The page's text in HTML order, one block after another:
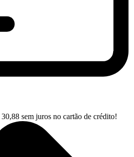
30,88 sem juros no cartão de crédito!